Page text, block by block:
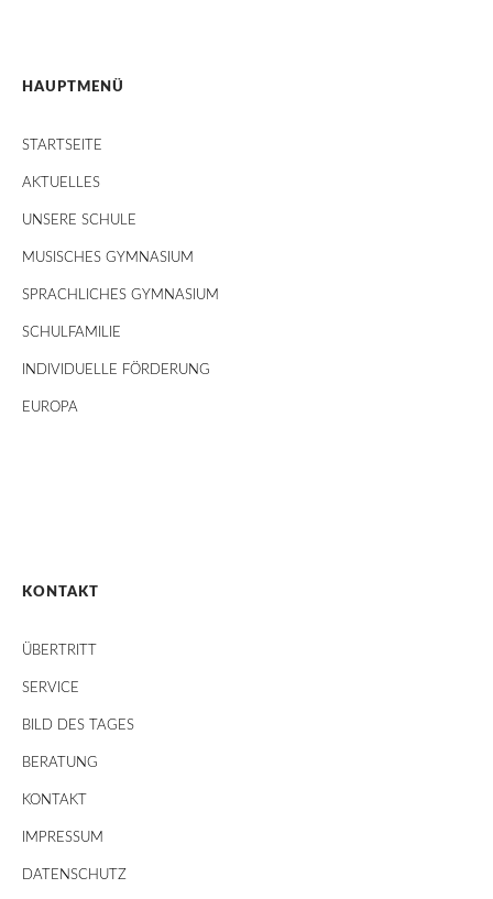
HAUPTMENÜ
STARTSEITE
AKTUELLES
UNSERE SCHULE
MUSISCHES GYMNASIUM
SPRACHLICHES GYMNASIUM
SCHULFAMILIE
INDIVIDUELLE FÖRDERUNG
EUROPA
KONTAKT
ÜBERTRITT
SERVICE
BILD DES TAGES
BERATUNG
KONTAKT
IMPRESSUM
DATENSCHUTZ